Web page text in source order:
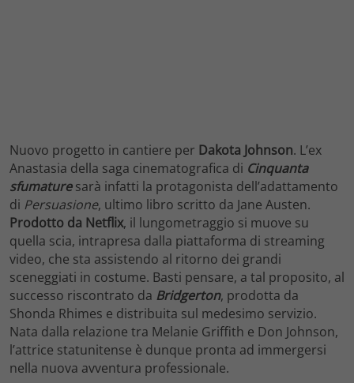
Nuovo progetto in cantiere per Dakota Johnson. L’ex
Anastasia della saga cinematografica di Cinquanta
sfumaturesarà infatti la protagonista dell’adattamento
di Persuasione, ultimo libro scritto da Jane Austen.
Prodotto da Netflix, il lungometraggio si muove su
quella scia, intrapresa dalla piattaforma di streaming
video, che sta assistendo al ritorno dei grandi
sceneggiati in costume. Basti pensare, a tal proposito, al
successo riscontrato da Bridgerton, prodotta da
Shonda Rhimes e distribuita sul medesimo servizio.
Nata dalla relazione tra Melanie Griffith e Don Johnson,
l’attrice statunitense è dunque pronta ad immergersi
nella nuova avventura professionale.